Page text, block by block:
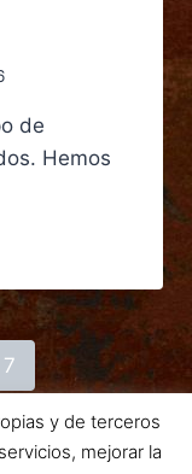
de
Hemos
7
y de terceros
mejorar la